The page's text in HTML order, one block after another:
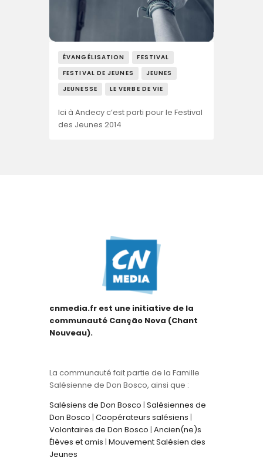
ÉVANGÉLISATION
FESTIVAL
FESTIVAL DE JEUNES
JEUNES
JEUNESSE
LE VERBE DE VIE
Ici à Andecy c’est parti pour le Festival
des Jeunes 2014
cnmedia.fr est une initiative de la
communauté Canção Nova (Chant
Nouveau).
La communauté fait partie de la Famille
Salésienne de Don Bosco, ainsi que :
Salésiens de Don Bosco | Salésiennes de
Don Bosco | Coopérateurs salésiens |
Volontaires de Don Bosco | Ancien(ne)s
Élèves et amis | Mouvement Salésien des
Jeunes